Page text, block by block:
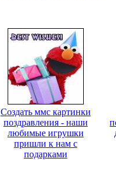
Создать ммс картинки
поздравления - наши
любимые игрушки
пришли к нам с
подарками